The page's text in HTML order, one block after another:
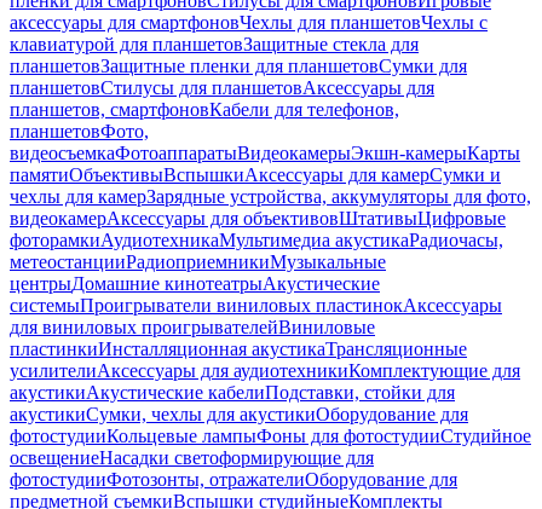
аксессуары для смартфоновЧехлы для планшетовЧехлы с
клавиатурой для планшетовЗащитные стекла для
планшетовЗащитные пленки для планшетовСумки для
планшетовСтилусы для планшетовАксессуары для
планшетов, смартфоновКабели для телефонов,
планшетовФото,
видеосъемкаФотоаппаратыВидеокамерыЭкшн-камерыКарты
памятиОбъективыВспышкиАксессуары для камерСумки и
чехлы для камерЗарядные устройства, аккумуляторы для фото,
видеокамерАксессуары для объективовШтативыЦифровые
фоторамкиАудиотехникаМультимедиа акустикаРадиочасы,
метеостанцииРадиоприемникиМузыкальные
центрыДомашние кинотеатрыАкустические
системыПроигрыватели виниловых пластинокАксессуары
для виниловых проигрывателейВиниловые
пластинкиИнсталляционная акустикаТрансляционные
усилителиАксессуары для аудиотехникиКомплектующие для
акустикиАкустические кабелиПодставки, стойки для
акустикиСумки, чехлы для акустикиОборудование для
фотостудииКольцевые лампыФоны для фотостудииСтудийное
освещениеНасадки светоформирующие для
фотостудииФотозонты, отражателиОборудование для
предметной съемкиВспышки студийныеКомплекты